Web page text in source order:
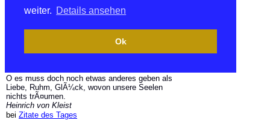
weiter. Details ansehen
Ok
O es muss doch noch etwas anderes geben als
Liebe, Ruhm, GlÃ¼ck, wovon unsere Seelen
nichts trÃ¤umen.
Heinrich von Kleist
bei Zitate des Tages